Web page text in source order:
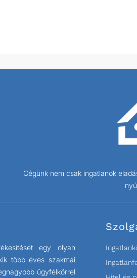
Cégünk nem csak ingatlanok
egy olyan
több éves szakmai
ügyfélkörrel